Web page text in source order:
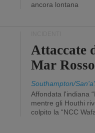
ancora lontana
Attaccate
Mar Rosso
Southampton/
Affondata l'indiana
mentre gli Houthi
colpito la “NCC